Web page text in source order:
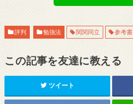
評判 勉強法 関関同立 参考書
この記事を友達に教える
ツイート